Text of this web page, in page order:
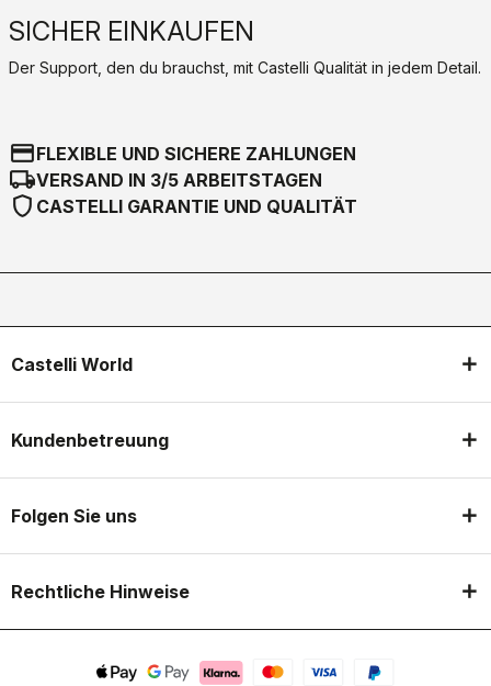
SICHER EINKAUFEN
Der Support, den du brauchst, mit Castelli Qualität in jedem Detail.
credit_cardFLEXIBLE UND SICHERE ZAHLUNGEN
local_shippingVERSAND IN 3/5 ARBEITSTAGEN
shield CASTELLI GARANTIE UND QUALITÄT
Castelli World
Kundenbetreuung
Folgen Sie uns
Rechtliche Hinweise